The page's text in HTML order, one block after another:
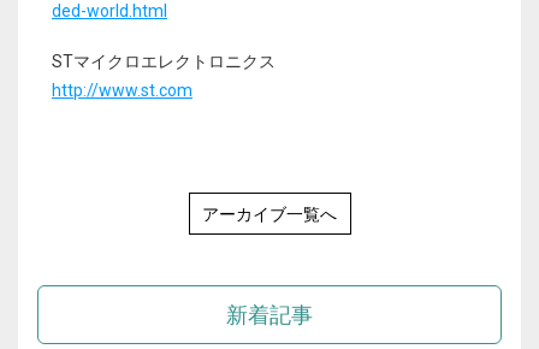
ded-world.html
STマイクロエレクトロニクス
http://www.st.com
アーカイブ一覧へ
新着記事